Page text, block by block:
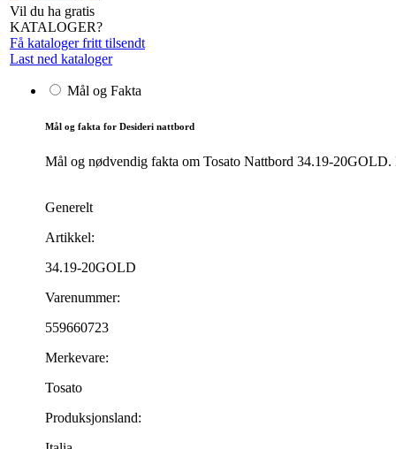
Vil du ha gratis
KATALOGER?
Få kataloger fritt tilsendt
Last ned kataloger
Mål og Fakta
Mål og fakta for Desideri nattbord
Mål og nødvendig fakta om Tosato Nattbord 34.19-20GOLD.
Generelt
Artikkel:
34.19-20GOLD
Varenummer:
559660723
Merkevare:
Tosato
Produksjonsland: